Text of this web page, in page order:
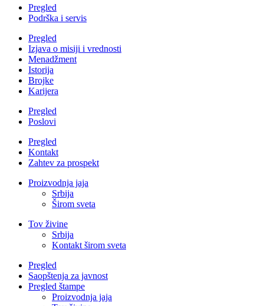
Pregled
Podrška i servis
Pregled
Izjava o misiji i vrednosti
Menadžment
Istorija
Brojke
Karijera
Pregled
Poslovi
Pregled
Kontakt
Zahtev za prospekt
Proizvodnja jaja
Srbija
Širom sveta
Tov živine
Srbija
Kontakt širom sveta
Pregled
Saopštenja za javnost
Pregled štampe
Proizvodnja jaja